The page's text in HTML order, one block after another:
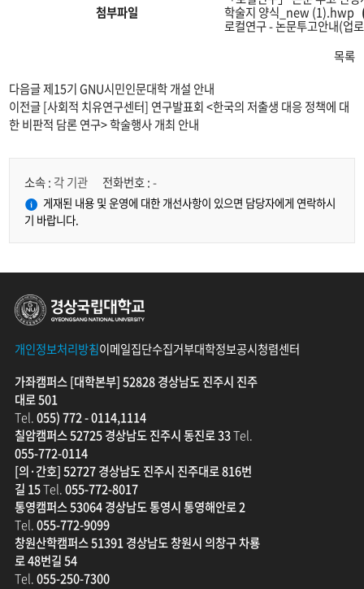
첨부파일 학술지 양식_new (1).hwp
로컬연구 - 논문투고안내(
목록
다음글제15기 GNU시민인문대학 개설 안내
이전글[사회적 치유연구센터] 연구발표회 <한국의 저출생 대응 정책에 대
한 비판적 담론 연구> 학술행사 개최 안내
소속 : 각 기관 전화번호 :-
게재된 내용 및 운영에 대한 개선사항이 있으면 담당자에게 연락하시
기 바랍니다.
개인정보처리방침이메일집단수집거부대학정보공시청렴센터
가좌캠퍼스 [대학본부] 52828 경상남도 진주시 진주
대로 501
Tel.055) 772 - 0114,1114
칠암캠퍼스 52725 경상남도 진주시 동진로 33Tel.
055-772-0114
[의·간호] 52727 경상남도 진주시 진주대로 816번
길 15Tel.055-772-8017
통영캠퍼스 53064 경상남도 통영시 통영해안로 2
Tel.055-772-9099
창원산학캠퍼스 51391 경상남도 창원시 의창구 차룡
로 48번길 54
Tel.055-250-7300